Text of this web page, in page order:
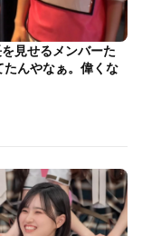
見せるメンバーた
んやなぁ。偉くな